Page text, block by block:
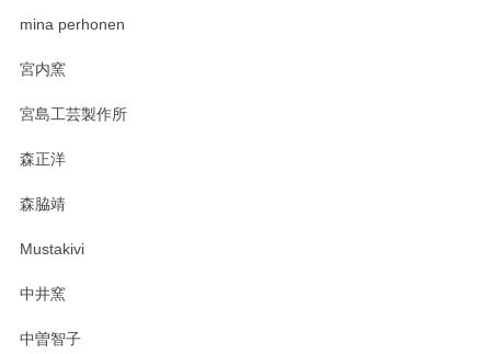
mina perhonen
宮内窯
宮島工芸製作所
森正洋
森脇靖
Mustakivi
中井窯
中曽智子